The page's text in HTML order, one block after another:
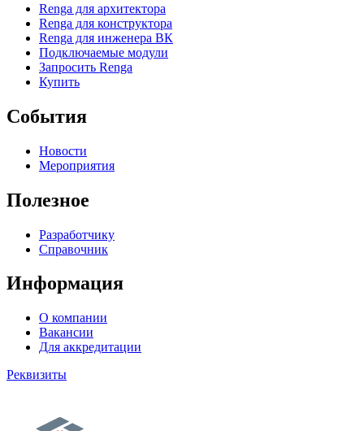
Renga для архитектора
Renga для конструктора
Renga для инженера ВК
Подключаемые модули
Запросить Renga
Купить
События
Новости
Мероприятия
Полезное
Разработчику
Справочник
Информация
О компании
Вакансии
Для аккредитации
Реквизиты